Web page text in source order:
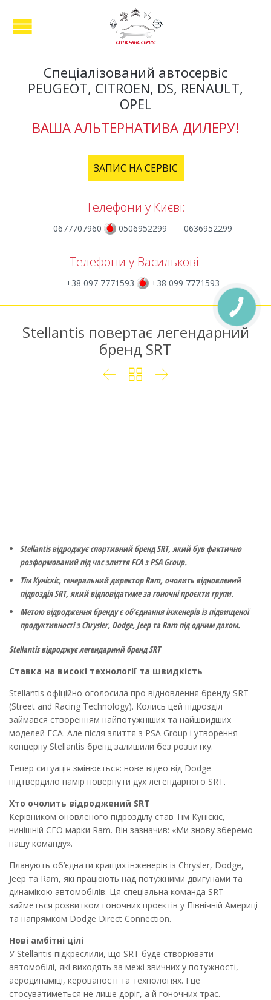
Спеціалізований автосервіс
PEUGEOT, CITROEN, DS, RENAULT,
OPEL
ВАША АЛЬТЕРНАТИВА ДИЛЕРУ!
ЗАПИС НА СЕРВІС
Телефони у Києві:
0677707960 0506952299 0636952299
Телефони у Василькові:
+38 097 7771593 +38 099 7771593
Stellantis повертає легендарний
бренд SRT
  
Stellantis відроджує спортивний бренд SRT, який був фактично
розформований під час злиття FCA з PSA Group.
Тім Куніскіс, генеральний директор Ram, очолить відновлений
підрозділ SRT, який відповідатиме за гоночні проєкти групи.
Метою відродження бренду є об’єднання інженерів із підвищеної
продуктивності з Chrysler, Dodge, Jeep та Ram під одним дахом.
Stellantis відроджує легендарний бренд SRT
Ставка на високі технології та швидкість
Stellantis офіційно оголосила про відновлення бренду SRT
(Street and Racing Technology). Колись цей підрозділ
займався створенням найпотужніших та найшвидших
моделей FCA. Але після злиття з PSA Group і утворення
концерну Stellantis бренд залишили без розвитку.
Тепер ситуація змінюється: нове відео від Dodge
підтвердило намір повернути дух легендарного SRT.
Хто очолить відроджений SRT
Керівником оновленого підрозділу став Тім Куніскіс,
нинішній CEO марки Ram. Він зазначив: «Ми знову зберемо
нашу команду».
Планують об’єднати кращих інженерів із Chrysler, Dodge,
Jeep та Ram, які працюють над потужними двигунами та
динамікою автомобілів. Ця спеціальна команда SRT
займеться розвитком гоночних проєктів у Північній Америці
та напрямком Dodge Direct Connection.
Нові амбітні цілі
У Stellantis підкреслили, що SRT буде створювати
автомобілі, які виходять за межі звичних у потужності,
аеродинаміці, керованості та технологіях. І це
стосуватиметься не лише доріг, а й гоночних трас.